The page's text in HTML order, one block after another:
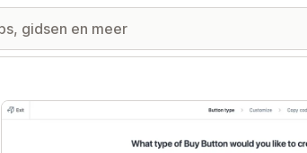
Galerij met uitgelichte afbeeldingen